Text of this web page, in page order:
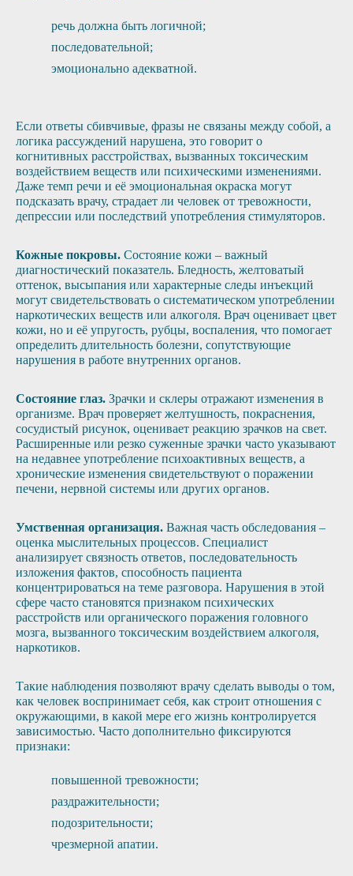
речь должна быть логичной;
последовательной;
эмоционально адекватной.
Если ответы сбивчивые, фразы не связаны между собой, а
логика рассуждений нарушена, это говорит о
когнитивных расстройствах, вызванных токсическим
воздействием веществ или психическими изменениями.
Даже темп речи и её эмоциональная окраска могут
подсказать врачу, страдает ли человек от тревожности,
депрессии или последствий употребления стимуляторов.
Кожные покровы. Состояние кожи – важный
диагностический показатель. Бледность, желтоватый
оттенок, высыпания или характерные следы инъекций
могут свидетельствовать о систематическом употреблении
наркотических веществ или алкоголя. Врач оценивает цвет
кожи, но и её упругость, рубцы, воспаления, что помогает
определить длительность болезни, сопутствующие
нарушения в работе внутренних органов.
Состояние глаз. Зрачки и склеры отражают изменения в
организме. Врач проверяет желтушность, покраснения,
сосудистый рисунок, оценивает реакцию зрачков на свет.
Расширенные или резко суженные зрачки часто указывают
на недавнее употребление психоактивных веществ, а
хронические изменения свидетельствуют о поражении
печени, нервной системы или других органов.
Умственная организация. Важная часть обследования –
оценка мыслительных процессов. Специалист
анализирует связность ответов, последовательность
изложения фактов, способность пациента
концентрироваться на теме разговора. Нарушения в этой
сфере часто становятся признаком психических
расстройств или органического поражения головного
мозга, вызванного токсическим воздействием алкоголя,
наркотиков.
Такие наблюдения позволяют врачу сделать выводы о том,
как человек воспринимает себя, как строит отношения с
окружающими, в какой мере его жизнь контролируется
зависимостью. Часто дополнительно фиксируются
признаки:
повышенной тревожности;
раздражительности;
подозрительности;
чрезмерной апатии.